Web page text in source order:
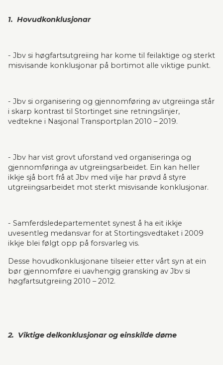
1.  Hovudkonklusjonar
- Jbv si høgfartsutgreiing har kome til feilaktige og sterkt
misvisande kon­klu­sjonar på bortimot alle viktige punkt.
- Jbv si organisering og gjennomføring av utgreiinga står
i skarp kontrast til Stortinget sine ret­ningslinjer,
vedtekne i Nasjonal Transportplan 2010 – 2019.
- Jbv har vist grovt uforstand ved organiseringa og
gjennomføringa av utgreiingsarbeidet. Ein kan heller
ikkje sjå bort frå at Jbv med vilje har prøvd å styre
utgreiingsarbeidet mot sterkt misvisande konklusjonar.
- Samferdsledepartementet synest å ha eit ikkje
uvesentleg medansvar for at Stortings­vedtaket i 2009
ikkje blei følgt opp på forsvarleg vis.
Desse hovudkonklusjonane tilseier etter vårt syn at ein
bør gjennomføre ei uavhengig gransking av Jbv si
høgfartsutgreiing 2010 – 2012.
2.  Viktige delkonklusjonar og einskilde døme